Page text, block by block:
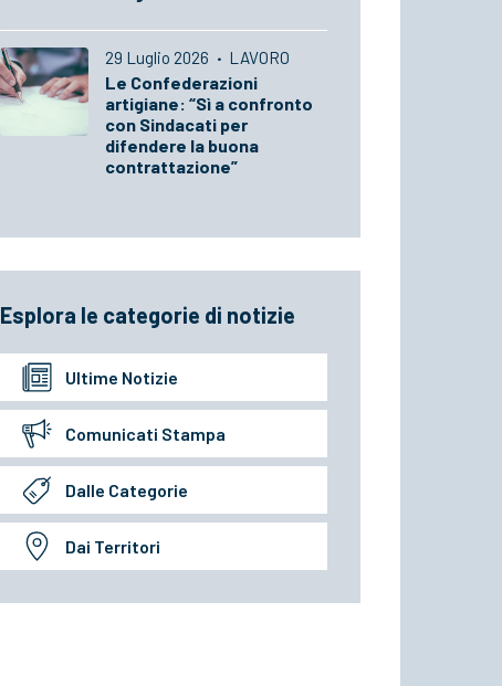
29 Luglio 2026 · LAVORO
Le Confederazioni
artigiane: “Sì a confronto
con Sindacati per
difendere la buona
contrattazione”
Esplora le categorie di notizie
Ultime Notizie
Comunicati Stampa
Dalle Categorie
Dai Territori